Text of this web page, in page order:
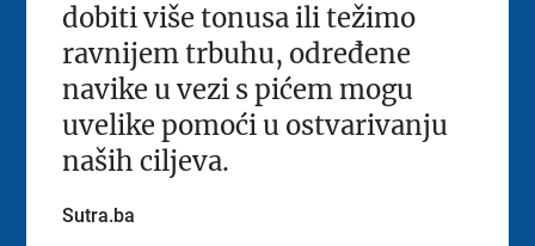
dobiti više tonusa ili težimo
ravnijem trbuhu, određene
navike u vezi s pićem mogu
uvelike pomoći u ostvarivanju
naših ciljeva.
Sutra.ba